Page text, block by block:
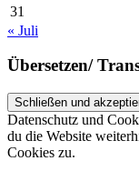
31
« Juli
Übersetzen/
Datenschutz und
du die Website
Cookies zu.